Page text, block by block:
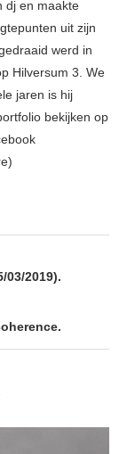
dj en maakte
uit zijn
werd in
Hilversum 3. We
jaren is hij
bekijken op
03/2019).